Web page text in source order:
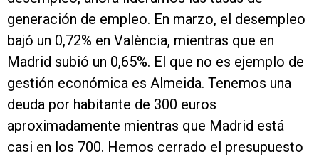
generación de empleo. En marzo, el desempleo
bajó un 0,72% en València, mientras que en
Madrid subió un 0,65%. El que no es ejemplo de
gestión económica es Almeida. Tenemos una
deuda por habitante de 300 euros
aproximadamente mientras que Madrid está
casi en los 700. Hemos cerrado el presupuesto